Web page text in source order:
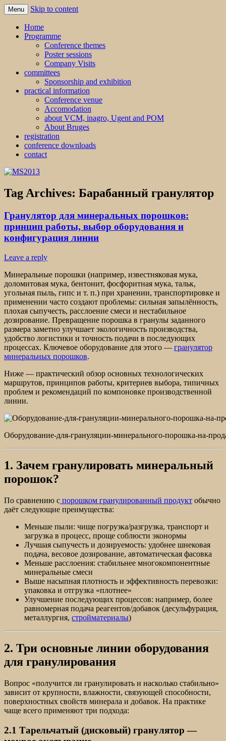
MS2013
Menu Skip to content
Home
Programme
Conference themes
Poster sessions
Company Visits
committees
Sponsorship and exhibition
practical information
Conference venue
Accomodation
about VCM, inagro, Ugent and POM
About Bruges
registration
conference downloads
contact
Tag Archives: Барабанный гранулятор
Гранулятор для минеральных порошков:
принцип работы, выбор оборудования и
конфигурация линии
Leave a reply
Минеральные порошки (например, известняковая мука,
доломитовая мука, бентонит, фосфоритная мука, тальк,
угольная пыль, гипс и т. п.) при хранении, транспортировке и
применении часто создают проблемы: сильная запылённость,
плохая сыпучесть, расслоение смеси и нестабильное
дозирование. Превращение порошка в гранулы заданного
размера заметно улучшает экологичность производства,
удобство логистики и точность подачи в последующих
процессах. Ключевое оборудование для этого — гранулятор
минеральных порошков.
Ниже — практический обзор основных технологических
маршрутов, принципов работы, критериев выбора, типичных
проблем и рекомендаций по компоновке производственной
линии.
Оборудование-для-грануляции-минерального-порошка-на-
1. Зачем гранулировать минеральный
порошок?
По сравнению с порошком гранулированный продукт обычно
даёт следующие преимущества:
Меньше пыли: чище погрузка/разгрузка, транспорт и
загрузка в процесс, проще соблюсти эконормы
Лучшая сыпучесть и дозируемость: удобнее шнековая
подача, весовое дозирование, автоматическая фасовка
Меньше расслоения: стабильнее многокомпонентные
минеральные смеси
Выше насыпная плотность и эффективность перевозки:
упаковка и отгрузка «плотнее»
Улучшение последующих процессов: например, более
равномерная подача реагентов/добавок (десульфурация,
металлургия, стройматериалы)
2. Три основные линии оборудования
для гранулирования
Вопрос «получится ли гранулировать и насколько стабильно»
зависит от крупности, влажности, связующей способности,
поверхностных свойств минерала и добавок. На практике
чаще всего применяют три подхода:
2.1 Тарельчатый (дисковый) гранулятор —